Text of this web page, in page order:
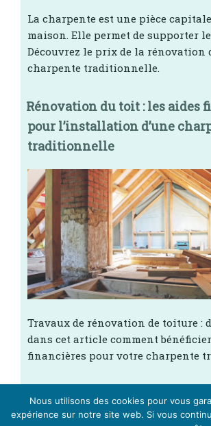
La charpente est une pièce
maison. Elle permet de supporter
Découvrez le prix de la rénovation
charpente traditionnelle.
Rénovation du toit : les aides
pour l’installation d’une
traditionnelle
Travaux de rénovation de toiture :
dans cet article comment
financières pour votre charpente
[Dossier] Découvrez l'histoire de la
Nous utilisons des cookies pour vous
expérience sur notre site web. Si vous